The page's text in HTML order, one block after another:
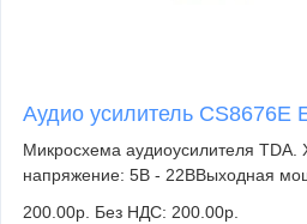
Аудио усилитель CS8676E
Микросхема аудиоусилителя TDA.
напряжение: 5В - 22ВВыходная
200.00р. Без НДС: 200.00р.